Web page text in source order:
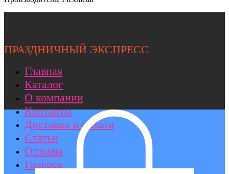
ПРАЗДНИЧНЫЙ ЭКСПРЕСС
Главная
Каталог
О компании
Контакты
Доставка и оплата
Статьи
Отзывы
Галерея